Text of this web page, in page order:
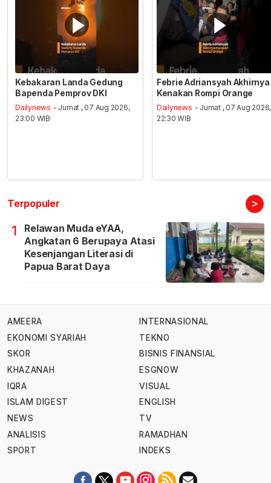
Kebakaran Landa Gedung
Bapenda Pemprov DKI
Dailynews - Jumat , 07 Aug 2026,
23:00 WIB
Febrie Adriansyah Akhirnya
Kenakan Rompi Orange
Dailynews - Jumat , 07 Aug 2026,
22:30 WIB
Terpopuler >
1
Relawan Muda eYAA,
Angkatan 6 Berupaya Atasi
Kesenjangan Literasi di
Papua Barat Daya
AMEERA
EKONOMI SYARIAH
SKOR
KHAZANAH
IQRA
ISLAM DIGEST
NEWS
ANALISIS
SPORT
INTERNASIONAL
TEKNO
BISNIS FINANSIAL
ESGNOW
VISUAL
ENGLISH
TV
RAMADHAN
INDEKS